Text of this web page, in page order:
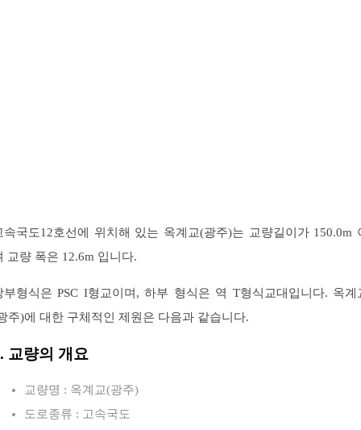
속국도12호선에 위치해 있는 옥계교(광주)는 교량길이가 150.0m
교량 폭은 12.6m 입니다.
부형식은 PSC I형교이며, 하부 형식은 역 T형식교대입니다. 옥계
주)에 대한 구체적인 제원은 다음과 같습니다.
교량의 개요
교량명 : 옥계교(광주)
도로종류 : 고속국도